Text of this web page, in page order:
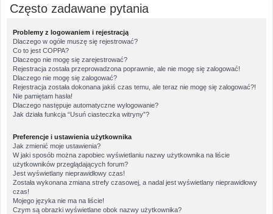
Często zadawane pytania
Problemy z logowaniem i rejestracją
Dlaczego w ogóle muszę się rejestrować?
Co to jest COPPA?
Dlaczego nie mogę się zarejestrować?
Rejestracja została przeprowadzona poprawnie, ale nie mogę się zalogować!
Dlaczego nie mogę się zalogować?
Rejestracja została dokonana jakiś czas temu, ale teraz nie mogę się zalogować?!
Nie pamiętam hasła!
Dlaczego następuje automatyczne wylogowanie?
Jak działa funkcja “Usuń ciasteczka witryny”?
Preferencje i ustawienia użytkownika
Jak zmienić moje ustawienia?
W jaki sposób można zapobiec wyświetlaniu nazwy użytkownika na liście
użytkowników przeglądających forum?
Jest wyświetlany nieprawidłowy czas!
Została wykonana zmiana strefy czasowej, a nadal jest wyświetlany nieprawidłowy
czas!
Mojego języka nie ma na liście!
Czym są obrazki wyświetlane obok nazwy użytkownika?